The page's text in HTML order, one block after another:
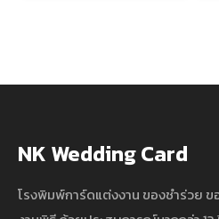
NK Wedding Card
โรงพิมพ์การ์ดแต่งงาน ของชำร่วย